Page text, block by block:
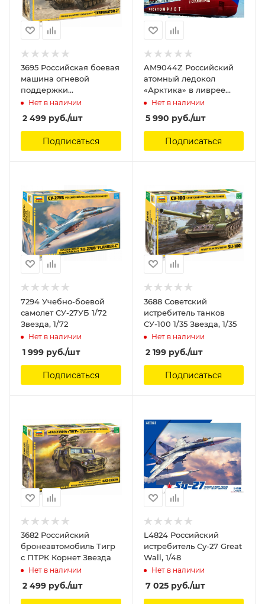
3695 Российская боевая
машина огневой
поддержки
Терминатор-2 Звезда,
Нет в наличии
2 499 руб./шт
Подписаться
AM9044Z Российский
атомный ледокол
«Арктика» в ливрее
«Сталинград» Arma
Нет в наличии
5 990 руб./шт
Подписаться
7294 Учебно-боевой
самолет СУ-27УБ 1/72
Звезда, 1/72
Нет в наличии
1 999 руб./шт
Подписаться
3688 Советский
истребитель танков
СУ-100 1/35 Звезда, 1/35
Нет в наличии
2 199руб./шт
Подписаться
3682 Российский
бронеавтомобиль Тигр
с ПТРК Корнет Звезда
Нет в наличии
2 499 руб./шт
L4824 Российский
истребитель Су-27 Great
Wall, 1/48
Нет в наличии
7 025руб./шт